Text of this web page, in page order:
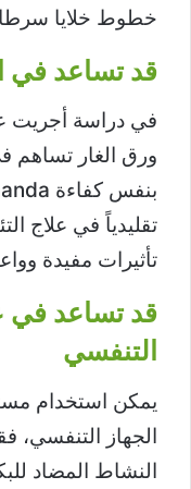
خطوط خلايا
قد تساعد في
في دراسة أجريت
ورق الغار تساهم
تقليدياً في علاج
تأثيرات مفيدة
قد تساعد في
التنفسي
يمكن استخدام
الجهاز التنفسي،
النشاط المضاد